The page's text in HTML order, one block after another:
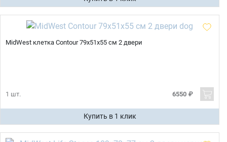
MidWest клетка Contour 79х51х55 см 2 двери
1 шт. 6550 ₽
Купить в 1 клик